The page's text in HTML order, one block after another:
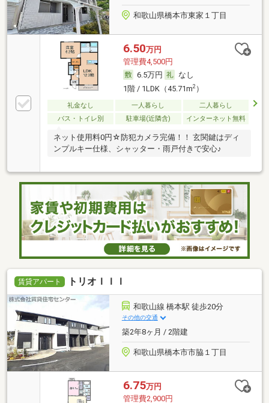
和歌山県橋本市東家１丁目
6.50万円
管理費4,500円
6.5万円
なし
1階 / 1LDK（45.71m2）
礼金なし 一人暮らし
二人暮らし
バス・トイレ別
駐車場(近隣含) インターネット無料
ネット使用料0円☆防犯カメラ完備！！ 玄関鍵はディ
ンプルキー仕様、シャッター・雨戸付きで安心♪
賃貸アパート トリオＩＩＩ
和歌山線 橋本駅 徒歩20分
その他の交通
築2年8ヶ月 / 2階建
和歌山県橋本市市脇１丁目
6.75万円
管理費2,900円